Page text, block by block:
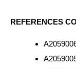
REFERENCES